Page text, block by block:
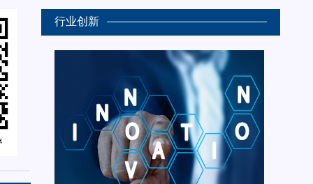
行业创新